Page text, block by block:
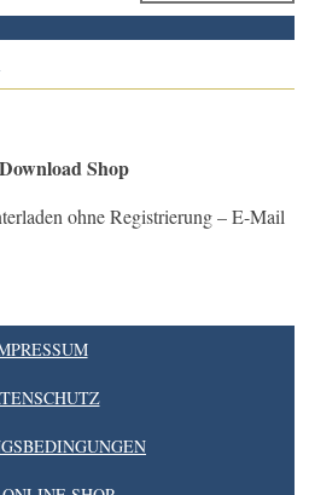
Shop
ohne Registrierung – E-Mail